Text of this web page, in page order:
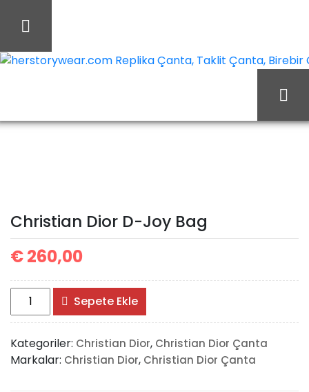
Christian Dior D-Joy Bag
€260,00
Christian
Dior
D-
Joy
Bag
Sepete Ekle
Kategoriler: Christian Dior, Christian Dior Çanta
Markalar: Christian Dior, Christian Dior Çanta